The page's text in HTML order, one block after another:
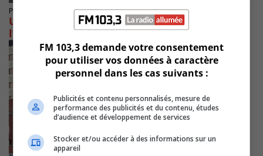
Publié le 12 février 2020 à 22h00
Une application révolutionnaire est née à
l’Hôpital Charles-Le Moyne
FM 103,3 demande votre consentement
pour utiliser vos données à caractère
personnel dans les cas suivants :
Publicités et contenu personnalisés, mesure de
performance des publicités et du contenu, études
d’audience et développement de services
Stocker et/ou accéder à des informations sur un
appareil